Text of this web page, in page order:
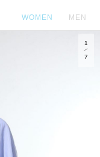
WOMEN MEN
1
7